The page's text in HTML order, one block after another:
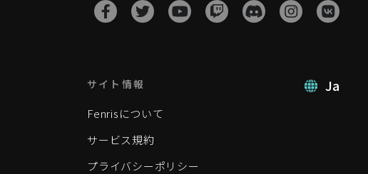
Ja
サイト情報
Fenrisについて
サービス規約
プライバシーポリシー